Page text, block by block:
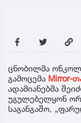
ცნობილმა
გამოცემა Mirror-
ადამიანებმა
უგულებელყონ
საგანგაშო,